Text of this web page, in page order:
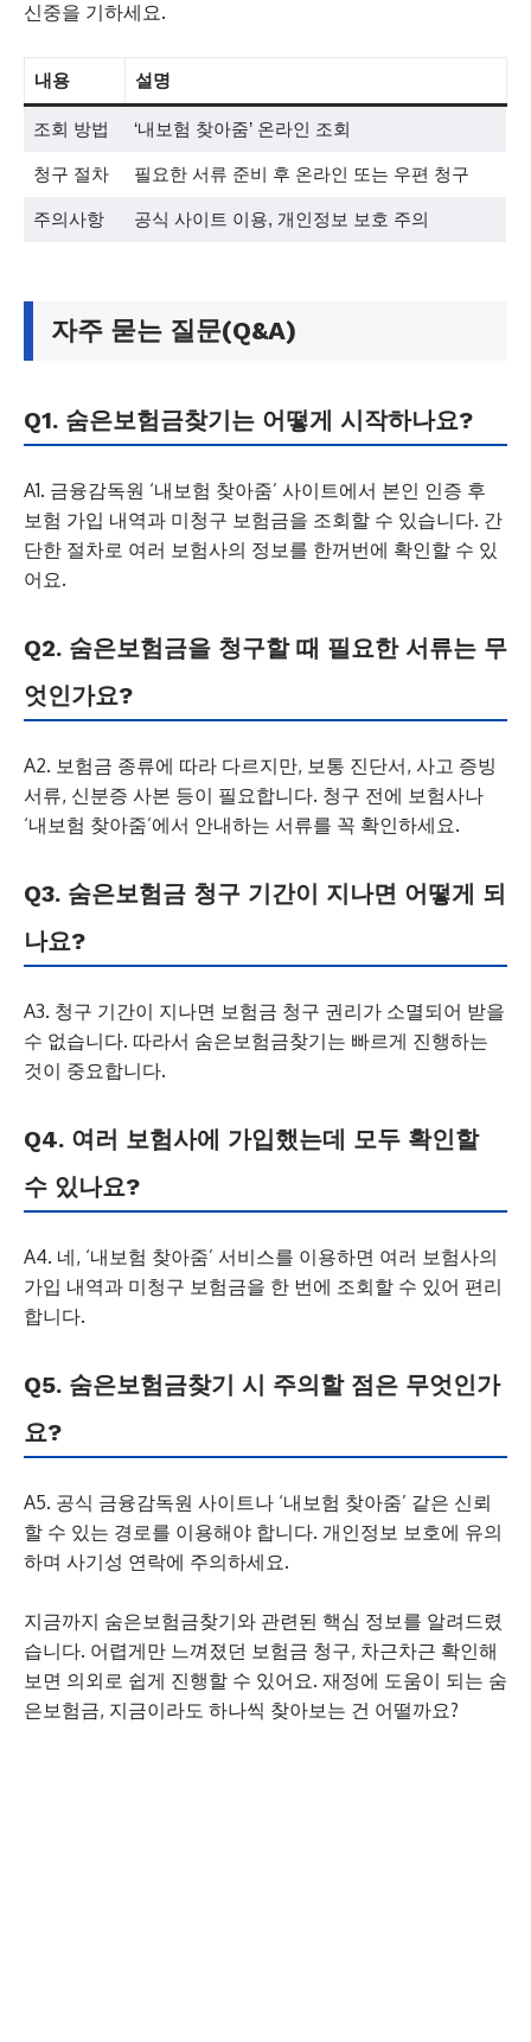
신중을 기하세요.
내용 설명
조회 방법 ‘내보험 찾아줌’ 온라인 조회
청구 절차 필요한 서류 준비 후 온라인 또는 우편 청구
주의사항 공식 사이트 이용, 개인정보 보호 주의
자주 묻는 질문(Q&A)
Q1. 숨은보험금찾기는 어떻게 시작하나요?
A1. 금융감독원 ‘내보험 찾아줌’ 사이트에서 본인 인증 후
보험 가입 내역과 미청구 보험금을 조회할 수 있습니다. 간
단한 절차로 여러 보험사의 정보를 한꺼번에 확인할 수 있
어요.
Q2. 숨은보험금을 청구할 때 필요한 서류는 무
엇인가요?
A2. 보험금 종류에 따라 다르지만, 보통 진단서, 사고 증빙
서류, 신분증 사본 등이 필요합니다. 청구 전에 보험사나
‘내보험 찾아줌’에서 안내하는 서류를 꼭 확인하세요.
Q3. 숨은보험금 청구 기간이 지나면 어떻게 되
나요?
A3. 청구 기간이 지나면 보험금 청구 권리가 소멸되어 받을
수 없습니다. 따라서 숨은보험금찾기는 빠르게 진행하는
것이 중요합니다.
Q4. 여러 보험사에 가입했는데 모두 확인할
수 있나요?
A4. 네, ‘내보험 찾아줌’ 서비스를 이용하면 여러 보험사의
가입 내역과 미청구 보험금을 한 번에 조회할 수 있어 편리
합니다.
Q5. 숨은보험금찾기 시 주의할 점은 무엇인가
요?
A5. 공식 금융감독원 사이트나 ‘내보험 찾아줌’ 같은 신뢰
할 수 있는 경로를 이용해야 합니다. 개인정보 보호에 유의
하며 사기성 연락에 주의하세요.
지금까지 숨은보험금찾기와 관련된 핵심 정보를 알려드렸
습니다. 어렵게만 느껴졌던 보험금 청구, 차근차근 확인해
보면 의외로 쉽게 진행할 수 있어요. 재정에 도움이 되는 숨
은보험금, 지금이라도 하나씩 찾아보는 건 어떨까요?